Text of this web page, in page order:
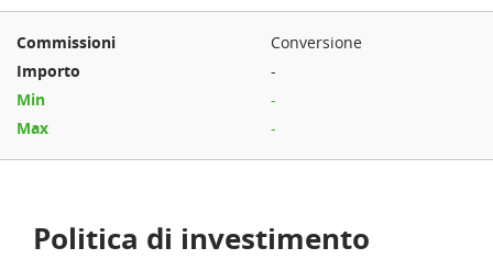
Conversione
-
-
-
Politica di investimento